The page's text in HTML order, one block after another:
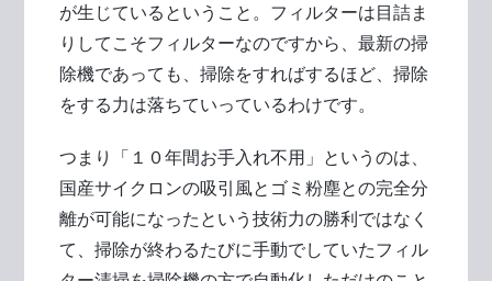
が生じているということ。フィルターは目詰ま
りしてこそフィルターなのですから、最新の掃
除機であっても、掃除をすればするほど、掃除
をする力は落ちていっているわけです。
つまり「１０年間お手入れ不用」というのは、
国産サイクロンの吸引風とゴミ粉塵との完全分
離が可能になったという技術力の勝利ではなく
て、掃除が終わるたびに手動でしていたフィル